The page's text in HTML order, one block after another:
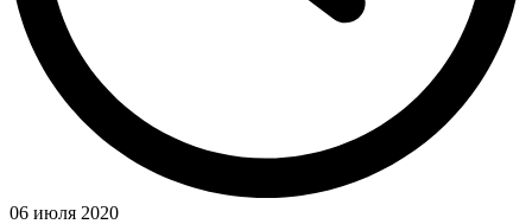
06 июля 2020